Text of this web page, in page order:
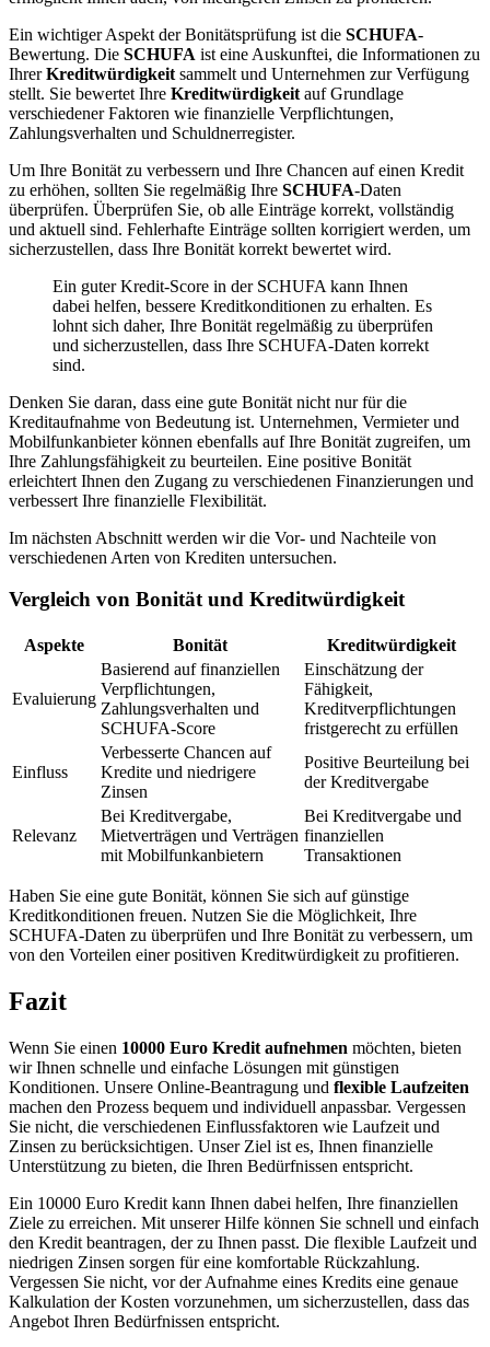
Ein wichtiger Aspekt der Bonitätsprüfung ist die SCHUFA-
Bewertung. Die SCHUFA ist eine Auskunftei, die Informationen zu
IhrerKreditwürdigkeit sammelt und Unternehmen zur Verfügung
stellt. Sie bewertet Ihre Kreditwürdigkeit auf Grundlage
verschiedener Faktoren wie finanzielle Verpflichtungen,
Zahlungsverhalten und Schuldnerregister.
Um Ihre Bonität zu verbessern und Ihre Chancen auf einen Kredit
zu erhöhen, sollten Sie regelmäßig Ihre SCHUFA-Daten
überprüfen. Überprüfen Sie, ob alle Einträge korrekt, vollständig
und aktuell sind. Fehlerhafte Einträge sollten korrigiert werden, um
sicherzustellen, dass Ihre Bonität korrekt bewertet wird.
Ein guter Kredit-Score in der SCHUFA kann Ihnen
dabei helfen, bessere Kreditkonditionen zu erhalten. Es
lohnt sich daher, Ihre Bonität regelmäßig zu überprüfen
und sicherzustellen, dass Ihre SCHUFA-Daten korrekt
sind.
Denken Sie daran, dass eine gute Bonität nicht nur für die
Kreditaufnahme von Bedeutung ist. Unternehmen, Vermieter und
Mobilfunkanbieter können ebenfalls auf Ihre Bonität zugreifen, um
Ihre Zahlungsfähigkeit zu beurteilen. Eine positive Bonität
erleichtert Ihnen den Zugang zu verschiedenen Finanzierungen und
verbessert Ihre finanzielle Flexibilität.
Im nächsten Abschnitt werden wir die Vor- und Nachteile von
verschiedenen Arten von Krediten untersuchen.
Vergleich von Bonität und Kreditwürdigkeit
Aspekte Bonität Kreditwürdigkeit
Evaluierung
Basierend auf finanziellen
Verpflichtungen,
Zahlungsverhalten und
SCHUFA-Score
Einschätzung der
Fähigkeit,
Kreditverpflichtungen
fristgerecht zu erfüllen
Einfluss
Verbesserte Chancen auf
Kredite und niedrigere
Zinsen
Positive Beurteilung bei
der Kreditvergabe
Relevanz
Bei Kreditvergabe,
Mietverträgen und Verträgen
mit Mobilfunkanbietern
Bei Kreditvergabe und
finanziellen
Transaktionen
Haben Sie eine gute Bonität, können Sie sich auf günstige
Kreditkonditionen freuen. Nutzen Sie die Möglichkeit, Ihre
SCHUFA-Daten zu überprüfen und Ihre Bonität zu verbessern, um
von den Vorteilen einer positiven Kreditwürdigkeit zu profitieren.
Fazit
Wenn Sie einen 10000 Euro Kredit aufnehmen möchten, bieten
wir Ihnen schnelle und einfache Lösungen mit günstigen
Konditionen. Unsere Online-Beantragung und flexible Laufzeiten
machen den Prozess bequem und individuell anpassbar. Vergessen
Sie nicht, die verschiedenen Einflussfaktoren wie Laufzeit und
Zinsen zu berücksichtigen. Unser Ziel ist es, Ihnen finanzielle
Unterstützung zu bieten, die Ihren Bedürfnissen entspricht.
Ein 10000 Euro Kredit kann Ihnen dabei helfen, Ihre finanziellen
Ziele zu erreichen. Mit unserer Hilfe können Sie schnell und einfach
den Kredit beantragen, der zu Ihnen passt. Die flexible Laufzeit und
niedrigen Zinsen sorgen für eine komfortable Rückzahlung.
Vergessen Sie nicht, vor der Aufnahme eines Kredits eine genaue
Kalkulation der Kosten vorzunehmen, um sicherzustellen, dass das
Angebot Ihren Bedürfnissen entspricht.